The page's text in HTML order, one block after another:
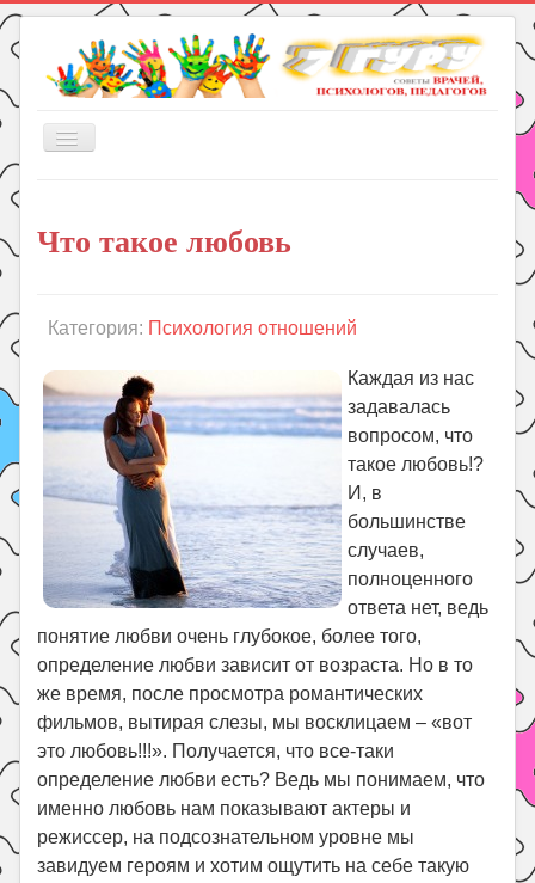
Включить/
Книги
Подготовка к школе
ГДЗ
Праздники
Психология
Летом!
Поиск
Что такое любовь
Категория: Психология отношений
Каждая из нас
задавалась
вопросом, что
такое любовь!?
И, в
большинстве
случаев,
полноценного
ответа нет, ведь
понятие любви очень глубокое, более того,
определение любви зависит от возраста. Но в то
же время, после просмотра романтических
фильмов, вытирая слезы, мы восклицаем – «вот
это любовь!!!». Получается, что все-таки
определение любви есть? Ведь мы понимаем, что
именно любовь нам показывают актеры и
режиссер, на подсознательном уровне мы
завидуем героям и хотим ощутить на себе такую